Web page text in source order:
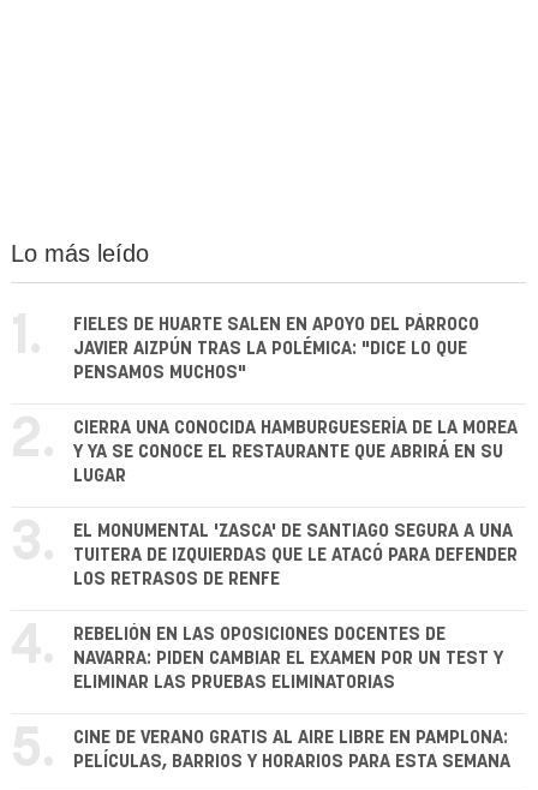
Lo más leído
1.
FIELES DE HUARTE SALEN EN APOYO DEL PÁRROCO
JAVIER AIZPÚN TRAS LA POLÉMICA: "DICE LO QUE
PENSAMOS MUCHOS"
2.
CIERRA UNA CONOCIDA HAMBURGUESERÍA DE LA MOREA
Y YA SE CONOCE EL RESTAURANTE QUE ABRIRÁ EN SU
LUGAR
3.
EL MONUMENTAL 'ZASCA' DE SANTIAGO SEGURA A UNA
TUITERA DE IZQUIERDAS QUE LE ATACÓ PARA DEFENDER
LOS RETRASOS DE RENFE
4.
REBELIÓN EN LAS OPOSICIONES DOCENTES DE
NAVARRA: PIDEN CAMBIAR EL EXAMEN POR UN TEST Y
ELIMINAR LAS PRUEBAS ELIMINATORIAS
5.
CINE DE VERANO GRATIS AL AIRE LIBRE EN PAMPLONA:
PELÍCULAS, BARRIOS Y HORARIOS PARA ESTA SEMANA